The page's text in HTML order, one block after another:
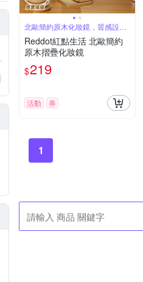
北歐簡約原木化妝鏡，質感設計
百搭耐看
Reddot紅點生活 北歐簡約
原木摺疊化妝鏡
$219
活動 券
1